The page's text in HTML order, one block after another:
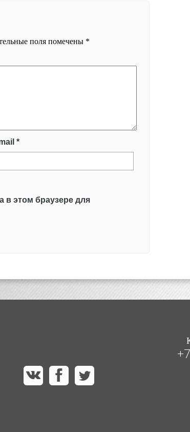
поля помечены *
*
в этом браузере для